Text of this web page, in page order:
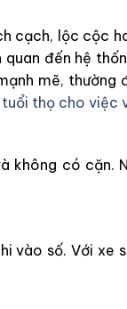
cạch, lộc cộc
đến hệ
mẽ,
thọ cho việc
không có
số. Với xe